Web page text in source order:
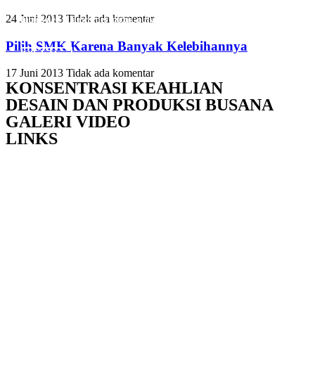
luctus nec ullamcorper mattis, pulvinar dapibus leo.
Click Here
luctus nec ullamcorper mattis, pulvinar dapibus leo.
Click Here
luctus nec ullamcorper mattis, pulvinar dapibus leo.
Click Here
24 Juni 2013 Tidak ada komentar
Pilih SMK Karena Banyak Kelebihannya
17 Juni 2013 Tidak ada komentar
KONSENTRASI KEAHLIAN
DESAIN DAN PRODUKSI BUSANA
GALERI VIDEO
LINKS